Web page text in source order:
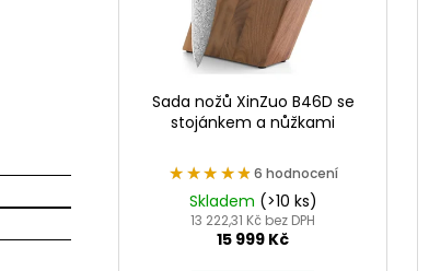
Sada nožů XinZuo B46D se
stojánkem a nůžkami
★★★★★
★★★★★ 6 hodnocení
Skladem (>10 ks)
13 222,31 Kč bez DPH
15 999 Kč